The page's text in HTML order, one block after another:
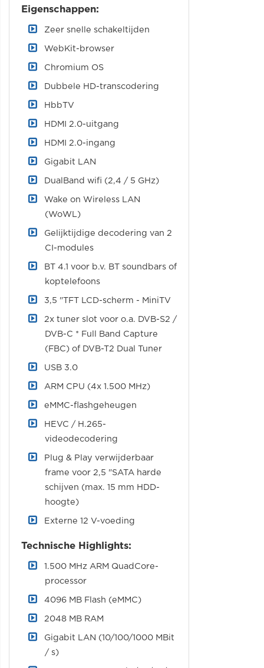
Eigenschappen:
Zeer snelle schakeltijden
WebKit-browser
Chromium OS
Dubbele HD-transcodering
HbbTV
HDMI 2.0-uitgang
HDMI 2.0-ingang
Gigabit LAN
DualBand wifi (2,4 / 5 GHz)
Wake on Wireless LAN
(WoWL)
Gelijktijdige decodering van 2
CI-modules
BT 4.1 voor b.v. BT soundbars of
koptelefoons
3,5 "TFT LCD-scherm - MiniTV
2x tuner slot voor o.a. DVB-S2 /
DVB-C * Full Band Capture
(FBC) of DVB-T2 Dual Tuner
USB 3.0
ARM CPU (4x 1.500 MHz)
eMMC-flashgeheugen
HEVC / H.265-
videodecodering
Plug & Play verwijderbaar
frame voor 2,5 "SATA harde
schijven (max. 15 mm HDD-
hoogte)
Externe 12 V-voeding
Technische Highlights:
1.500 MHz ARM QuadCore-
processor
4096 MB Flash (eMMC)
2048 MB RAM
Gigabit LAN (10/100/1000 MBit
/ s)